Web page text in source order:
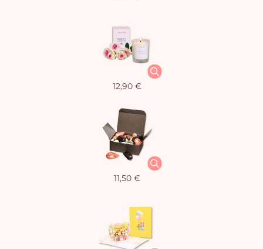
12,90 €
11,50 €